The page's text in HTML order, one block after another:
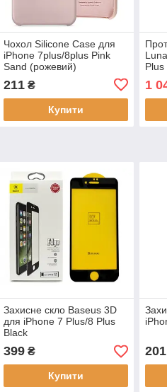
Чохол Silicone Case для
iPhone 7plus/8plus Pink
Sand (рожевий)
211₴
Купити
Plus
1
Захисне скло Baseus 3D
для iPhone 7 Plus/8 Plus
Black
399₴
Купити
201